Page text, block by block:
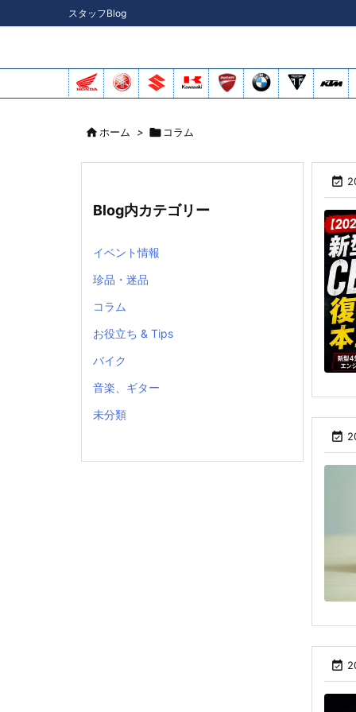
スタッフBlog
ホーム >  コラム



Blog内カテゴリー
イベント情報
珍品・迷品
コラム
お役立ち & Tips
バイク
音楽、ギター
未分類